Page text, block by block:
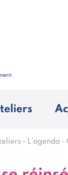
- L'agenda -